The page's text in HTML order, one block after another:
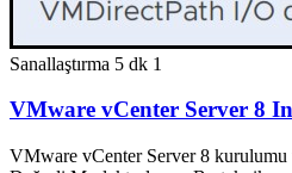
Sanallaştırma 5 dk 1
VMware vCenter Server 8
VMware vCenter Server 8